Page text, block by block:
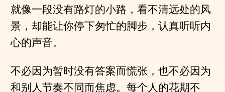
就像一段没有路灯的小路，看不清远处的风
景，却能让你停下匆忙的脚步，认真听听内
心的声音。
不必因为暂时没有答案而慌张，也不必因为
和别人节奏不同而焦虑。每个人的花期不